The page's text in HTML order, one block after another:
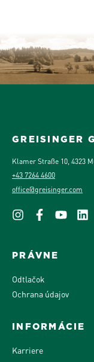
GREISINGER
Klamer Straße 10, 4323
+43 7264 4600
office@greisinger.com
PRÁVNE
Odtlačok
Ochrana údajov
INFORMÁCIE
Karriere